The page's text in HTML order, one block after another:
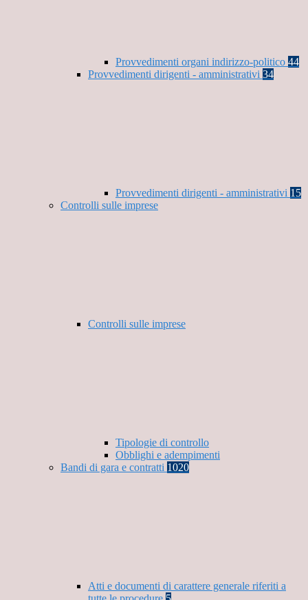
Provvedimenti organi indirizzo-politico 44
Provvedimenti dirigenti - amministrativi 34
Provvedimenti dirigenti - amministrativi 15
Controlli sulle imprese
Controlli sulle imprese
Tipologie di controllo
Obblighi e adempimenti
Bandi di gara e contratti 1020
Atti e documenti di carattere generale riferiti a